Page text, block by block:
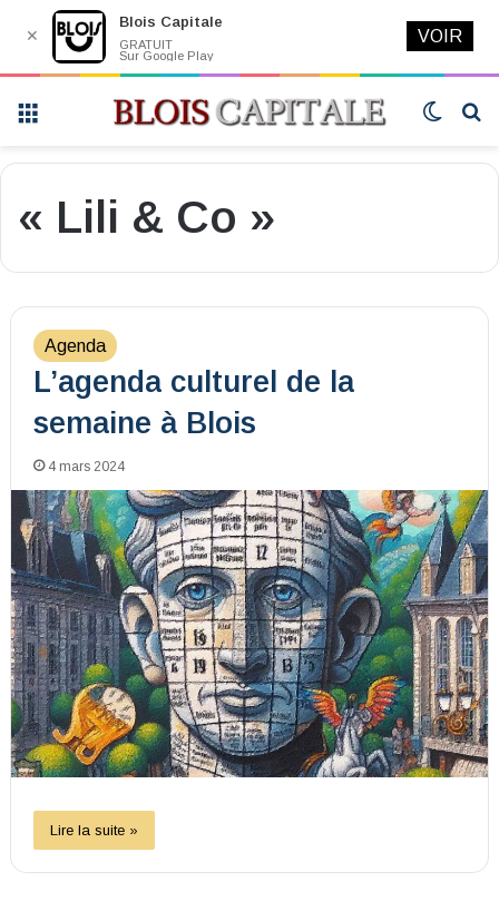
Switch
« Lili & Co »
Agenda
L’agenda culturel de la
semaine à Blois
4 mars 2024
Lire la suite »
✕
Blois Capitale
GRATUIT
Sur Google Play
VOIR